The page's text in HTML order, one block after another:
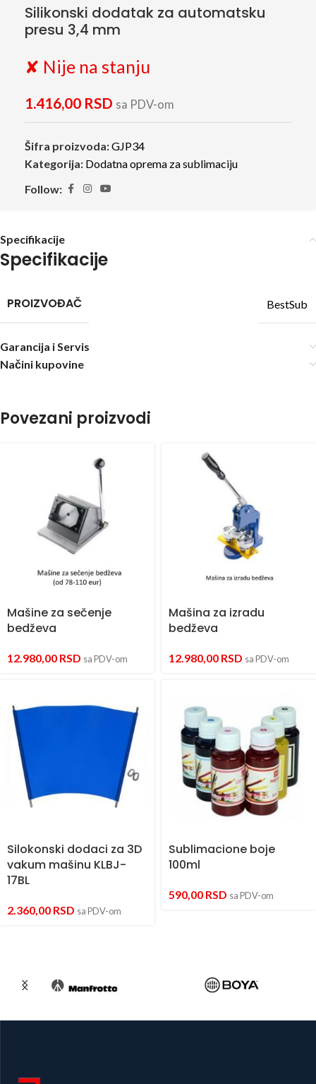
Silikonski dodatak za automatsku
presu 3,4 mm
✘ Nije na stanju
1.416,00 RSD sa PDV-om
Šifra proizvoda:GJP34
Kategorija: Dodatna oprema za sublimaciju
Follow:
Specifikacije
Specifikacije
PROIZVOĐAČ BestSub
Garancija i Servis
Načini kupovine
Povezani proizvodi
Mašine za sečenje
bedževa
12.980,00 RSD sa PDV-om
Mašina za izradu
bedževa
12.980,00 RSD sa PDV-om
Silokonski dodaci za 3D
vakum mašinu KLBJ-
17BL
2.360,00 RSD sa PDV-om
Sublimacione boje
100ml
590,00 RSD sa PDV-om